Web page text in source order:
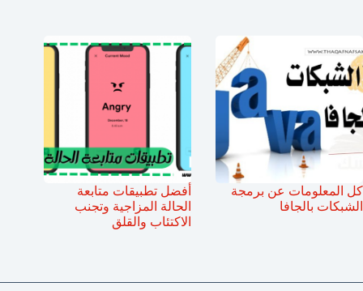
كل المعلومات عن برمجة
الشبكات بالجافا
أفضل تطبيقات متابعة
الحالة المزاجية وتجنب
الاكتئاب والقلق